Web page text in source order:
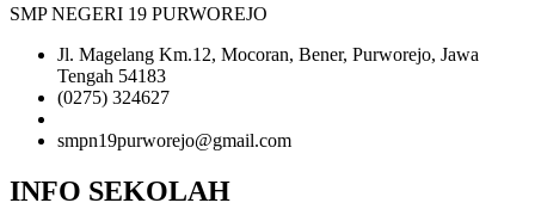
SMP NEGERI 19 PURWOREJO
Jl. Magelang Km.12, Mocoran, Bener, Purworejo, Jawa
Tengah 54183
(0275) 324627
smpn19purworejo@gmail.com
INFO SEKOLAH